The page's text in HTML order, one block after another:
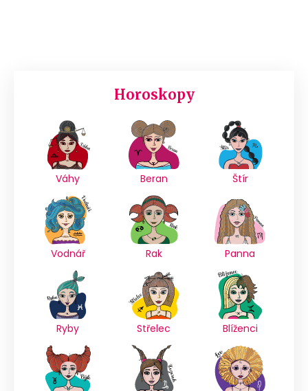
Horoskopy
Váhy Beran Štír
Vodnář Rak Panna
Ryby Střelec Blíženci